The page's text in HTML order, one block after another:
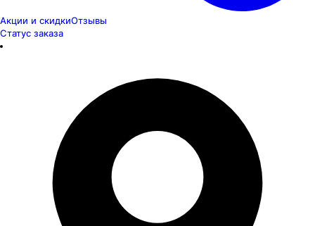
Акции и скидкиОтзывы
Статус заказа